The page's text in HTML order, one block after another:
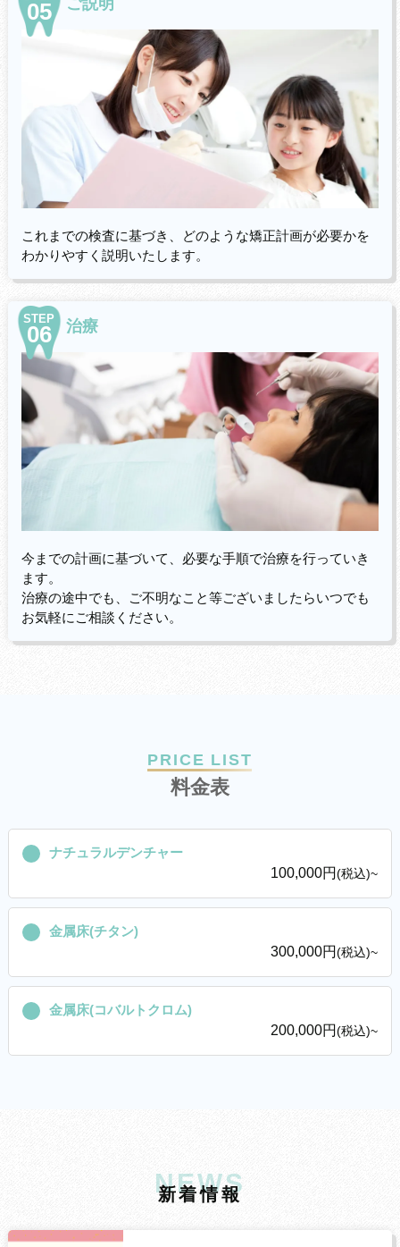
05
これまでの検査に基づき、どのような矯正計画が必要かを
わかりやすく説明いたします。
STEP
06 治療
今までの計画に基づいて、必要な手順で治療を行っていき
ます。
治療の途中でも、ご不明なこと等ございましたらいつでも
お気軽にご相談ください。
PRICE LIST
料金表
ナチュラルデンチャー
100,000円(税込)~
金属床(チタン)
300,000円(税込)~
金属床(コバルトクロム)
200,000円(税込)~
NEWS
新着情報